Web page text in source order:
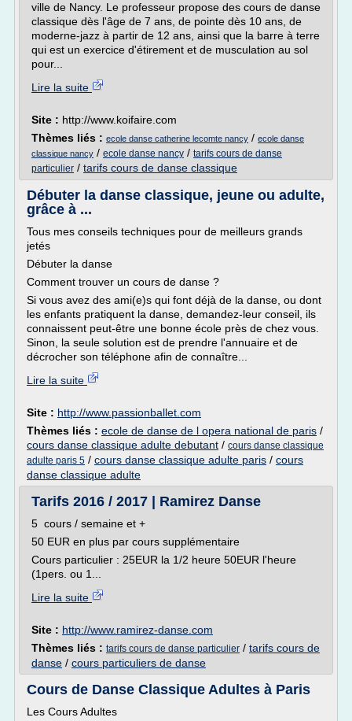
ville de Nancy. Le professeur propose des cours de danse
classique dès l'âge de 7 ans, de pointe dès 10 ans, de
moderne-jazz à partir de 12 ans, ainsi que la barre à terre
qui est un exercice d'étirement et de musculation au sol
pour...
Lire la suite
Site : http://www.koifaire.com
Thèmes liés : ecole danse catherine lecomte nancy / ecole danse
classique nancy / ecole danse nancy / tarifs cours de danse
particulier / tarifs cours de danse classique
Débuter la danse classique, jeune ou adulte,
grâce à ...
Tous mes conseils techniques pour de meilleurs grands
jetés
Débuter la danse
Comment trouver un cours de danse ?
Si vous avez des ami(e)s qui font déjà de la danse, ou dont
les enfants pratiquent la danse, demandez-leur conseil, ils
connaissent peut-être une bonne école près de chez vous.
Sinon, la seule solution est de prendre l'annuaire et de
décrocher son téléphone afin de connaître...
Lire la suite
Site : http://www.passionballet.com
Thèmes liés : ecole de danse de l opera national de paris /
cours danse classique adulte debutant / cours danse classique
adulte paris 5 / cours danse classique adulte paris / cours
danse classique adulte
Tarifs 2016 / 2017 | Ramirez Danse
5 cours / semaine et +
50 EUR en plus par cours supplémentaire
Cours particulier : 25EUR la 1/2 heure 50EUR l'heure
(1pers. ou 1...
Lire la suite
Site : http://www.ramirez-danse.com
Thèmes liés : tarifs cours de danse particulier / tarifs cours de
danse / cours particuliers de danse
Cours de Danse Classique Adultes à Paris
Les Cours Adultes